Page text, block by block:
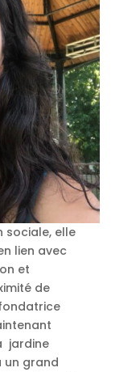
sociale, elle
lien avec
et
de
jardine
un grand